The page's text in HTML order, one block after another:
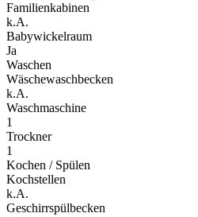
Familienkabinen
k.A.
Babywickelraum
Ja
Waschen
Wäschewaschbecken
k.A.
Waschmaschine
1
Trockner
1
Kochen / Spülen
Kochstellen
k.A.
Geschirrspülbecken